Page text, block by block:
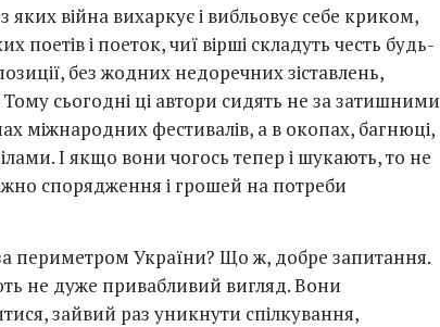
яких війна вихаркує і вибльовує себе криком,
поетів і поеток, чиї вірші складуть честь будь-
без жодних недоречних зіставлень,
сьогодні ці автори сидять не за затишними
міжнародних фестивалів, а в окопах, багнюці,
І якщо вони чогось тепер і шукають, то не
спорядження і грошей на потреби
периметром України? Що ж, добре запитання.
не дуже привабливий вигляд. Вони
зайвий раз уникнути спілкування,